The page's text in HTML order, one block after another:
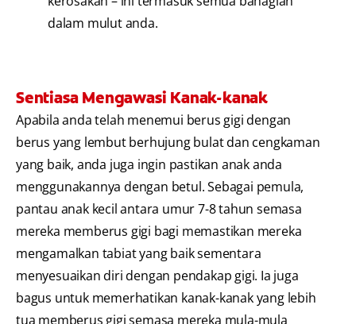
dalam mulut anda.
Sentiasa Mengawasi Kanak-kanak
Apabila anda telah menemui berus gigi dengan
berus yang lembut berhujung bulat dan cengkaman
yang baik, anda juga ingin pastikan anak anda
menggunakannya dengan betul. Sebagai pemula,
pantau anak kecil antara umur 7-8 tahun semasa
mereka memberus gigi bagi memastikan mereka
mengamalkan tabiat yang baik sementara
menyesuaikan diri dengan pendakap gigi. Ia juga
bagus untuk memerhatikan kanak-kanak yang lebih
tua memberus gigi semasa mereka mula-mula